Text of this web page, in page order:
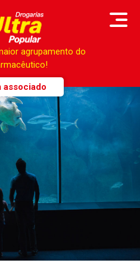
agrupamento do
associado